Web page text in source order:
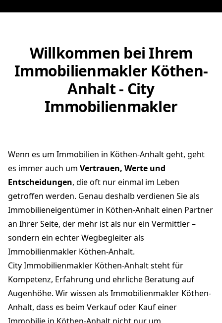
Willkommen bei Ihrem
Immobilienmakler Köthen-
Anhalt - City
Immobilienmakler
Wenn es um Immobilien in Köthen-Anhalt geht, geht
es immer auch um Vertrauen, Werte und
Entscheidungen, die oft nur einmal im Leben
getroffen werden. Genau deshalb verdienen Sie als
Immobilieneigentümer in Köthen-Anhalt einen Partner
an Ihrer Seite, der mehr ist als nur ein Vermittler –
sondern ein echter Wegbegleiter als
Immobilienmakler Köthen-Anhalt.
City Immobilienmakler Köthen-Anhalt steht für
Kompetenz, Erfahrung und ehrliche Beratung auf
Augenhöhe. Wir wissen als Immobilienmakler Köthen-
Anhalt, dass es beim Verkauf oder Kauf einer